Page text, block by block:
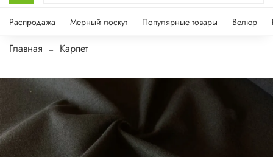
Распродажа Мерный лоскут Популярные товары Велюр
Главная Карпет